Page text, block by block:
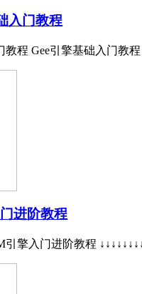
入门教程
教程 Gee引擎基础入门教
进阶教程
擎入门进阶教程